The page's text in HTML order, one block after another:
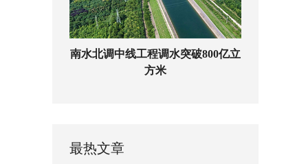
南水北调中线工程调水突破800亿立
方米
最热文章